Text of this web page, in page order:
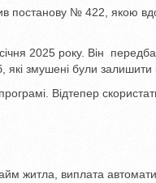
постанову № 422, якою
2025 року. Він
змушені були залишити
Відтепер
житла, виплата